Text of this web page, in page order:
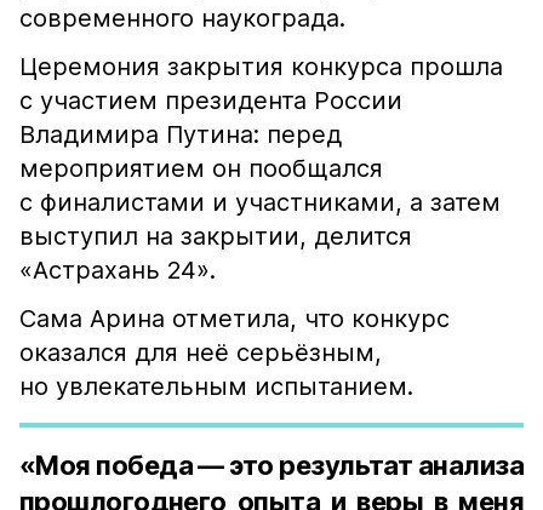
современного наукограда.
Церемония закрытия конкурса прошла
с участием президента России
Владимира Путина: перед
мероприятием он пообщался
с финалистами и участниками, а затем
выступил на закрытии, делится
«Астрахань 24».
Сама Арина отметила, что конкурс
оказался для неё серьёзным,
но увлекательным испытанием.
«Моя победа — это результат анализа
прошлогоднего опыта и веры в меня